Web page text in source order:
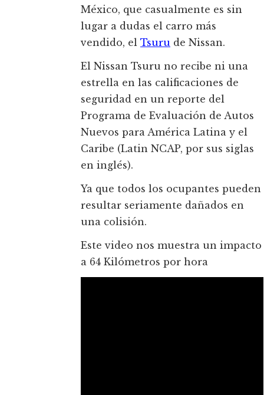
México, que casualmente es sin
lugar a dudas el carro más
vendido, el Tsuru de Nissan.
El Nissan Tsuru no recibe ni una
estrella en las calificaciones de
seguridad en un reporte del
Programa de Evaluación de Autos
Nuevos para América Latina y el
Caribe (Latin NCAP, por sus siglas
en inglés).
Ya que todos los ocupantes pueden
resultar seriamente dañados en
una colisión.
Este video nos muestra un impacto
a 64 Kilómetros por hora